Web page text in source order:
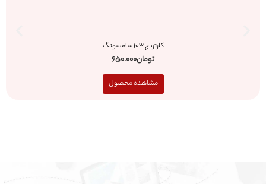
کارتریج 103 سامسونگ
تومان650.000
مشاهده محصول